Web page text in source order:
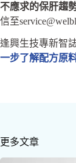
不應求的保肝趨
信至
逢興生技專新智
一步了解配方原
更多文章